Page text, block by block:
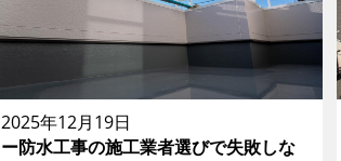
2025年12月19日
ー防水工事の施工業者選びで失敗しな